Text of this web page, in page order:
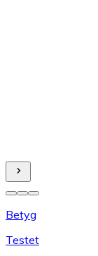
Betyg
Testet